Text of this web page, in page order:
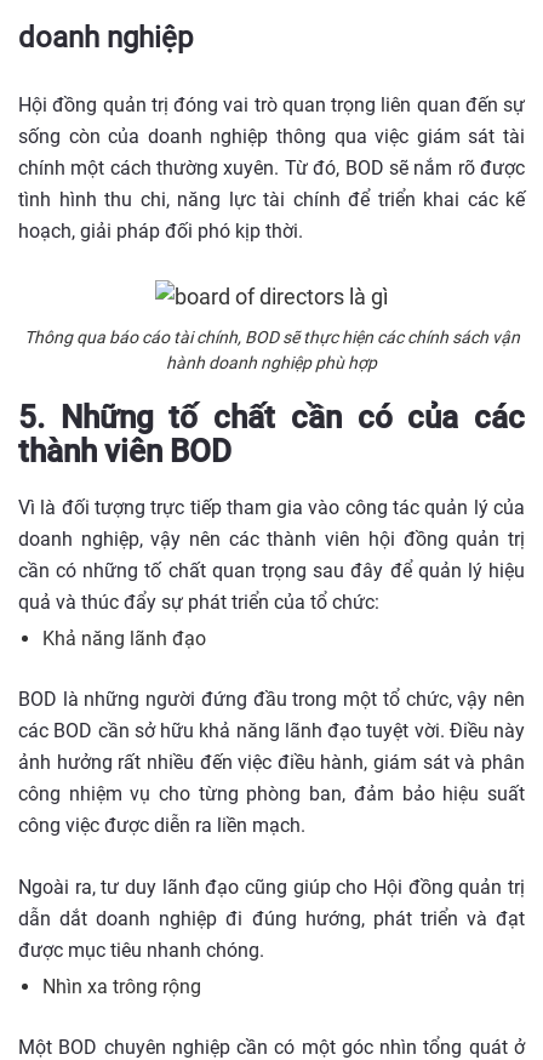
doanh nghiệp
Hội đồng quản trị đóng vai trò quan trọng liên quan đến sự
sống còn của doanh nghiệp thông qua việc giám sát tài
chính một cách thường xuyên. Từ đó, BOD sẽ nắm rõ được
tình hình thu chi, năng lực tài chính để triển khai các kế
hoạch, giải pháp đối phó kịp thời.
Thông qua báo cáo tài chính, BOD sẽ thực hiện các chính sách vận
hành doanh nghiệp phù hợp
5. Những tố chất cần có của các
thành viên BOD
Vì là đối tượng trực tiếp tham gia vào công tác quản lý của
doanh nghiệp, vậy nên các thành viên hội đồng quản trị
cần có những tố chất quan trọng sau đây để quản lý hiệu
quả và thúc đẩy sự phát triển của tổ chức:
Khả năng lãnh đạo
BOD là những người đứng đầu trong một tổ chức, vậy nên
các BOD cần sở hữu khả năng lãnh đạo tuyệt vời. Điều này
ảnh hưởng rất nhiều đến việc điều hành, giám sát và phân
công nhiệm vụ cho từng phòng ban, đảm bảo hiệu suất
công việc được diễn ra liền mạch.
Ngoài ra, tư duy lãnh đạo cũng giúp cho Hội đồng quản trị
dẫn dắt doanh nghiệp đi đúng hướng, phát triển và đạt
được mục tiêu nhanh chóng.
Nhìn xa trông rộng
Một BOD chuyên nghiệp cần có một góc nhìn tổng quát ở